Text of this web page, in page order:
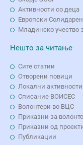
Активности со деца
Европски
Младинско учество
Нешто за читање
Сите статии
Отворени повици
Локални активности
Списание ВОИСЕС
Волонтери во ВЦС
Приказни за
Приказни од
Публикации